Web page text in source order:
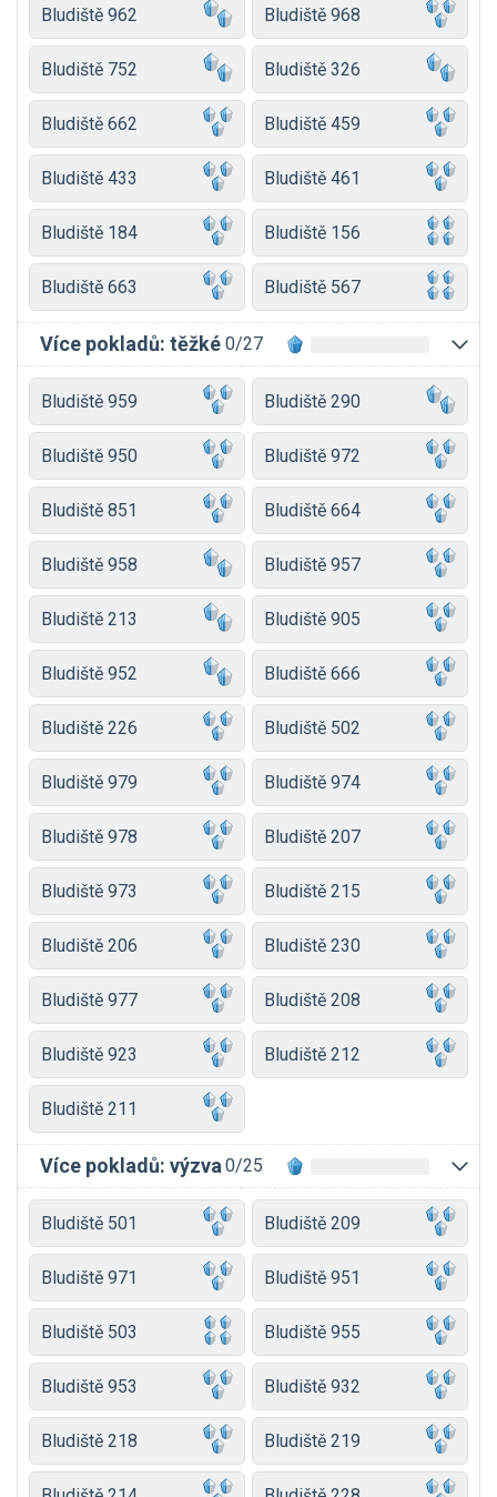
Bludiště 962 Bludiště 968
Bludiště 752 Bludiště 326
Bludiště 662 Bludiště 459
Bludiště 433 Bludiště 461
Bludiště 184 Bludiště 156
Bludiště 663 Bludiště 567
Více pokladů: těžké 0/27
Bludiště 959 Bludiště 290
Bludiště 950 Bludiště 972
Bludiště 851 Bludiště 664
Bludiště 958 Bludiště 957
Bludiště 213 Bludiště 905
Bludiště 952 Bludiště 666
Bludiště 226 Bludiště 502
Bludiště 979 Bludiště 974
Bludiště 978 Bludiště 207
Bludiště 973 Bludiště 215
Bludiště 206 Bludiště 230
Bludiště 977 Bludiště 208
Bludiště 923 Bludiště 212
Bludiště 211
Více pokladů: výzva 0/25
Bludiště 501 Bludiště 209
Bludiště 971 Bludiště 951
Bludiště 503 Bludiště 955
Bludiště 953 Bludiště 932
Bludiště 218 Bludiště 219